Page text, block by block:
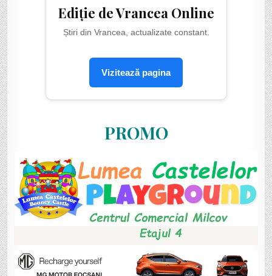
Ediție de Vrancea Online
Știri din Vrancea, actualizate constant.
Vizitează pagina
PROMO